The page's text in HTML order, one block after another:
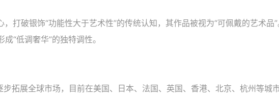
，打破银饰“功能性大于艺术性”的传统认知，其作品被视为“可佩戴的艺术
“低调奢华”的独特调性。
拓展全球市场，目前在美国、日本、法国、英国、香港、北京、杭州等